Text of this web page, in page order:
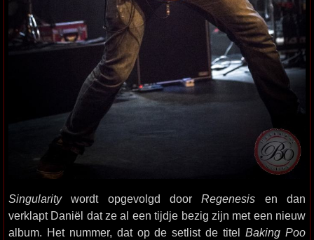
Singularitywordt opgevolgd doorRegenesis en dan
verklapt Daniël dat ze al een tijdje bezig zijn met een nieuw
album. Het nummer, dat op de setlist de titelBaking Poo